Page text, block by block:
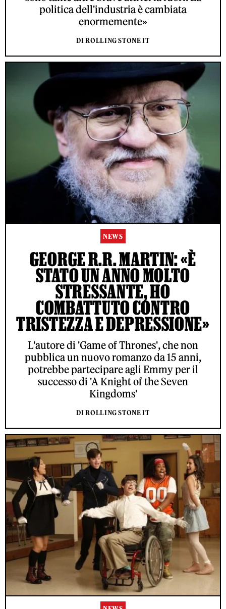
politica dell'industria è cambiata
enormemente»
DI ROLLING STONE IT
NEWS
GEORGE R.R. MARTIN: «È
STATO UN ANNO MOLTO
STRESSANTE, HO
COMBATTUTO CONTRO
TRISTEZZA E DEPRESSIONE»
L'autore di 'Game of Thrones', che non
pubblica un nuovo romanzo da 15 anni,
potrebbe partecipare agli Emmy per il
successo di 'A Knight of the Seven
Kingdoms'
DI ROLLING STONE IT